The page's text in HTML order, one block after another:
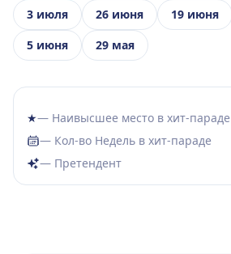
3 июля
26 июня 19 июня
5 июня
29 мая
★— Наивысшее место в хит-параде
— Кол-во Недель в хит-параде
— Претендент